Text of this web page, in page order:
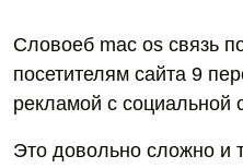
Словоеб mac os связь
посетителям сайта 9
рекламой с социальной
Это довольно сложно и